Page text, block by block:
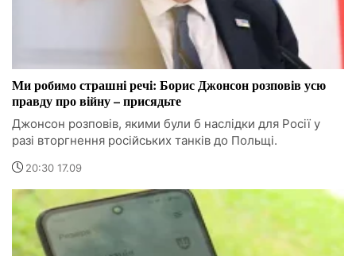
Ми робимо страшні речі: Борис Джонсон розповів усю
правду про війну – присядьте
Джонсон розповів, якими були б наслідки для Росії у
разі вторгнення російських танків до Польщі.
20:30 17.09